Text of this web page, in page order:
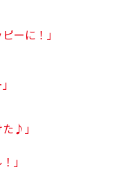
ーに！」
♪」
」